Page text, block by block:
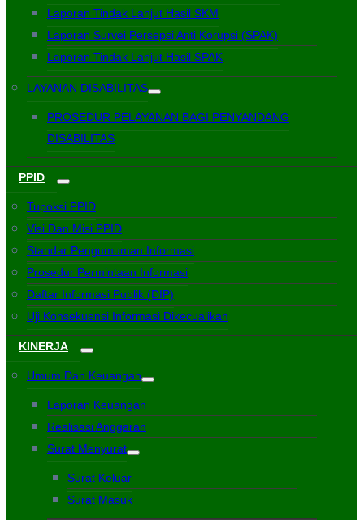
Laporan Tindak Lanjut Hasil SKM
Laporan Survei Persepsi Anti Korupsi (SPAK)
Laporan Tindak Lanjut Hasil SPAK
LAYANAN DISABILITAS
PROSEDUR PELAYANAN BAGI PENYANDANG
DISABILITAS
PPID
Tupoksi PPID
Visi Dan Misi PPID
Standar Pengumuman Informasi
Prosedur Permintaan Informasi
Daftar Informasi Publik (DIP)
Uji Konsekuensi Informasi Dikecualikan
KINERJA
Umum Dan Keuangan
Laporan Keuangan
Realisasi Anggaran
Surat Menyurat
Surat Keluar
Surat Masuk